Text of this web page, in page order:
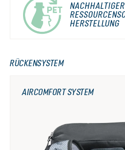
HERSTELLUNG
RÜCKENSYSTEM
AIRCOMFORT SYSTEM